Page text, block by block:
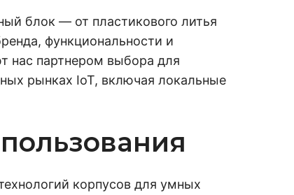
блок — от пластикового литья
функциональности и
нас партнером выбора для
рынках IoT, включая локальные
корпусов для умных